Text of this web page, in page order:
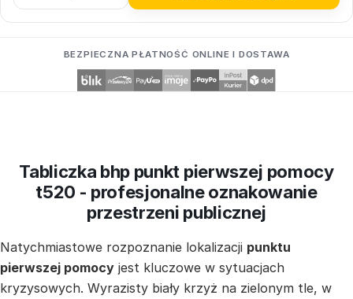
BEZPIECZNA PŁATNOŚĆ ONLINE I DOSTAWA
Tabliczka bhp punkt pierwszej pomocy
t520 - profesjonalne oznakowanie
przestrzeni publicznej
Natychmiastowe rozpoznanie lokalizacji punktu
pierwszej pomocy jest kluczowe w sytuacjach
kryzysowych. Wyrazisty biały krzyż na zielonym tle, w